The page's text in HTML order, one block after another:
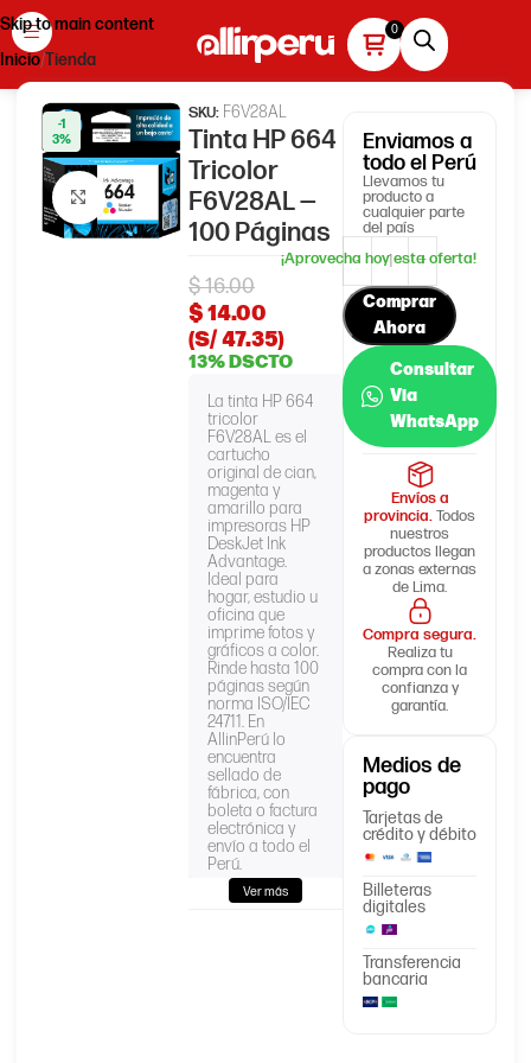
Skip to main content
Inicio Tienda
-1
3%
Haga clic para ampliar
SKU: F6V28AL
Tinta HP 664
Tricolor
F6V28AL —
100 Páginas
$16.00
$14.00
(S/ 47.35)
13% DSCTO
La tinta HP 664
tricolor
F6V28AL es el
cartucho
original de cian,
magenta y
amarillo para
impresoras HP
DeskJet Ink
Advantage.
Ideal para
hogar, estudio u
oficina que
imprime fotos y
gráficos a color.
Rinde hasta 100
páginas según
norma ISO/IEC
24711. En
AllinPerú lo
encuentra
sellado de
fábrica, con
boleta o factura
electrónica y
envío a todo el
Perú.
TINTA
F6V28AL
Ver más
Enviamos a
todo el Perú
Llevamos tu
producto a
cualquier parte
del país
Comprar
Ahora
Consultar
Via
WhatsApp
Envíos a
provincia.Todos
nuestros
productos llegan
a zonas externas
de Lima.
Compra segura.
Realiza tu
compra con la
confianza y
garantía.
Medios de
pago
Tarjetas de
crédito y débito
Billeteras
digitales
Transferencia
bancaria